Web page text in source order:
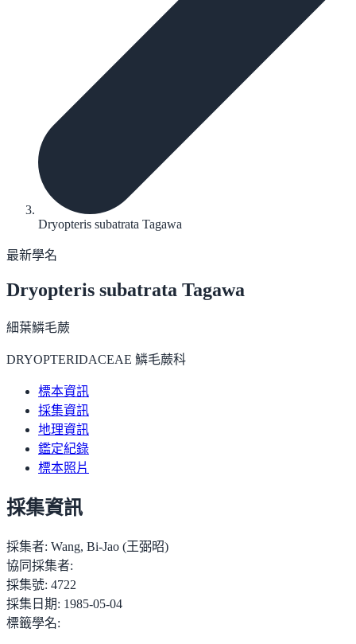
Dryopteris subatrata Tagawa
最新學名
Dryopteris subatrata Tagawa
細葉鱗毛蕨
DRYOPTERIDACEAE 鱗毛蕨科
標本資訊
採集資訊
地理資訊
鑑定紀錄
標本照片
採集資訊
採集者: Wang, Bi-Jao (王弼昭)
協同採集者:
採集號: 4722
採集日期: 1985-05-04
標籤學名: